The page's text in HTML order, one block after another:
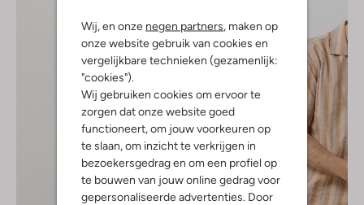
Wij, en onze negen partners , maken op
onze website gebruik van cookies en
vergelijkbare technieken (gezamenlijk:
"cookies").
Wij gebruiken cookies om ervoor te
zorgen dat onze website goed
functioneert, om jouw voorkeuren op
te slaan, om inzicht te verkrijgen in
bezoekersgedrag en om een profiel op
te bouwen van jouw online gedrag voor
gepersonaliseerde advertenties. Door